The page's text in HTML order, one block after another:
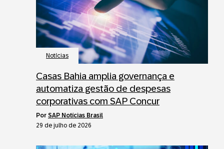
Notícias
Casas Bahia amplia governança e
automatiza gestão de despesas
corporativas com SAP Concur
por SAP Notícias Brasil
29 de julho de 2026